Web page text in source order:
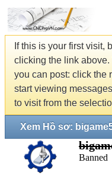
If this is your first visit,
clicking the link above.
you can post: click the
start viewing
to visit from the
Xem Hồ sơ:
Banned